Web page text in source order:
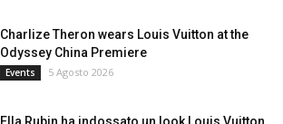
Charlize Theron wears Louis Vuitton at the
Odyssey China Premiere
Events 5 Agosto 2026